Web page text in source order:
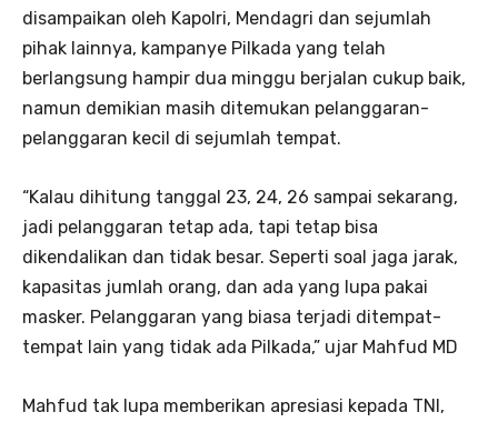
disampaikan oleh Kapolri, Mendagri dan sejumlah
pihak lainnya, kampanye Pilkada yang telah
berlangsung hampir dua minggu berjalan cukup baik,
namun demikian masih ditemukan pelanggaran-
pelanggaran kecil di sejumlah tempat.
“Kalau dihitung tanggal 23, 24, 26 sampai sekarang,
jadi pelanggaran tetap ada, tapi tetap bisa
dikendalikan dan tidak besar. Seperti soal jaga jarak,
kapasitas jumlah orang, dan ada yang lupa pakai
masker. Pelanggaran yang biasa terjadi ditempat-
tempat lain yang tidak ada Pilkada,” ujar Mahfud MD
Mahfud tak lupa memberikan apresiasi kepada TNI,